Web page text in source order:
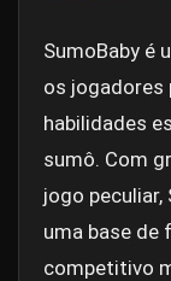
SumoBaby é
os jogadores
habilidades
sumô. Com
jogo
uma base de
competitivo